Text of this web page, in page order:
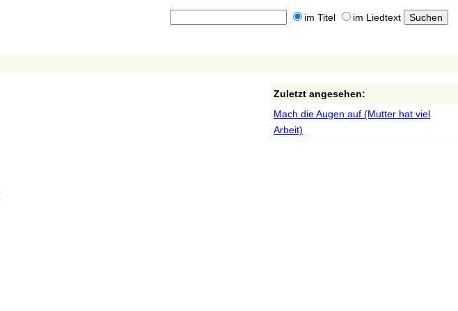
im Titel im Liedtext
Zuletzt angesehen:
Mach die Augen auf (Mutter hat viel
Arbeit)